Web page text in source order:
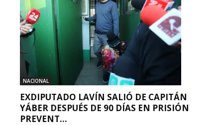
NACIONAL
EXDIPUTADO LAVÍN SALIÓ DE CAPITÁN
YÁBER DESPUÉS DE 90 DÍAS EN PRISIÓN
PREVENT...